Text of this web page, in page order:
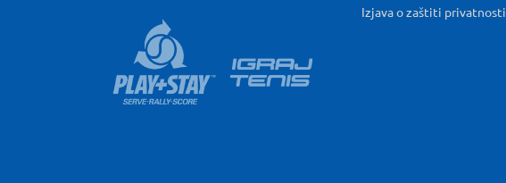
Izjava o zaštiti privatnosti